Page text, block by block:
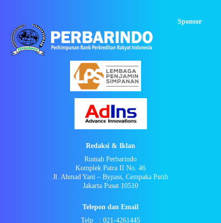
Sponsor
Redaksi & Iklan
Rumah Perbarindo
Komplek Patra II No. 46
Jl. Ahmad Yani – Bypass, Cempaka Putih
Jakarta Pusat 10510
Telepon dan Email
Telp : 021-4261445